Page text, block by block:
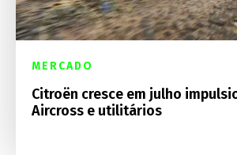
MERCADO
Citroën cresce em julho
Aircross e utilitários